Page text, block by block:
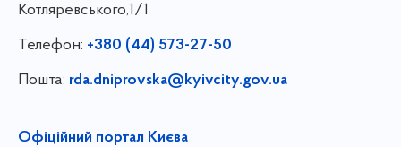
Котляревського,1/1
Телефон: +380 (44) 573-27-50
Пошта: rda.dniprovska@kyivcity.gov.ua
Офіційний портал Києва